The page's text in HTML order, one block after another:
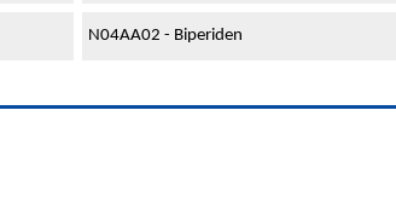
N04AA02 - Biperiden